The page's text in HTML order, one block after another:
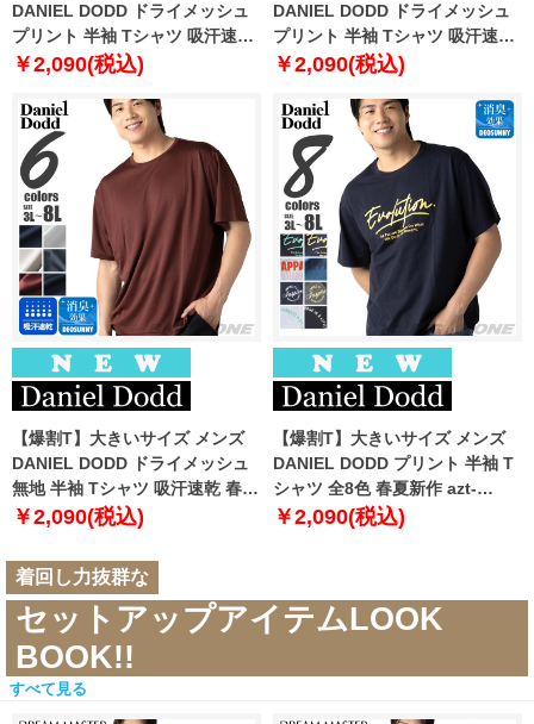
DANIEL DODD ドライメッシュ
プリント 半袖 Tシャツ 吸汗速乾
春夏新作 tjt-2602dry3 【fre】
￥2,090(税込)
DANIEL DODD ドライメッシュ
プリント 半袖 Tシャツ 吸汗速乾
春夏新作 tjt-2602dry4 【fre】
￥2,090(税込)
【爆割T】大きいサイズ メンズ
DANIEL DODD ドライメッシュ
無地 半袖 Tシャツ 吸汗速乾 春夏
新作 tjt-2602dry5 【fre】
￥2,090(税込)
【爆割T】大きいサイズ メンズ
DANIEL DODD プリント 半袖 T
シャツ 全8色 春夏新作 azt-
2602pt5 【fre】
￥2,090(税込)
着回し力抜群な
セットアップアイテムLOOK
BOOK!!
すべて見る